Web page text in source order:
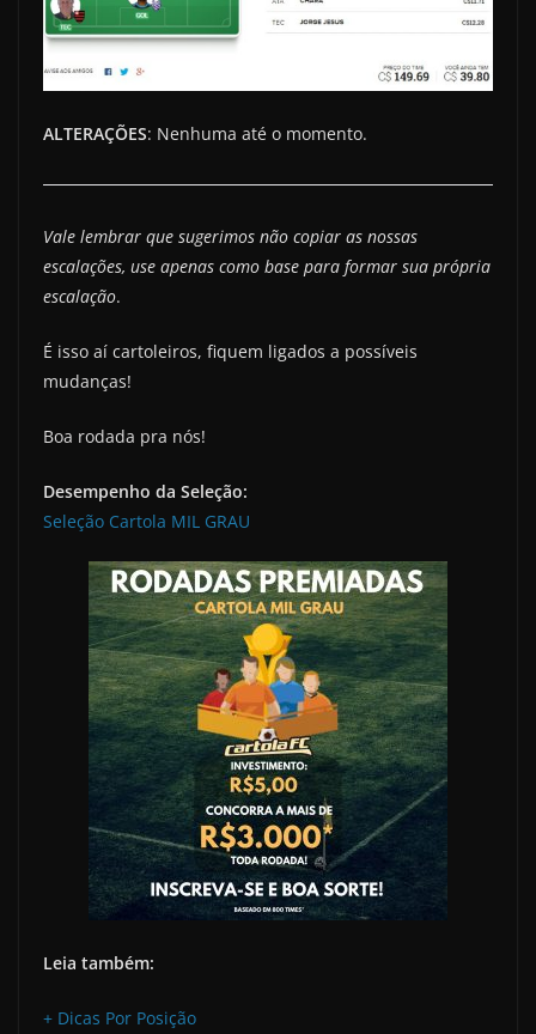
ALTERAÇÕES: Nenhuma até o momento.
Vale lembrar que sugerimos não copiar as nossas
escalações, use apenas como base para formar sua própria
escalação.
É isso aí cartoleiros, fiquem ligados a possíveis
mudanças!
Boa rodada pra nós!
Desempenho da Seleção:
Seleção Cartola MIL GRAU
Leia também:
+ Dicas Por Posição